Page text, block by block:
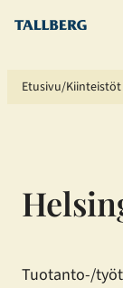
Siirry
Etusivu
Tuotanto-/